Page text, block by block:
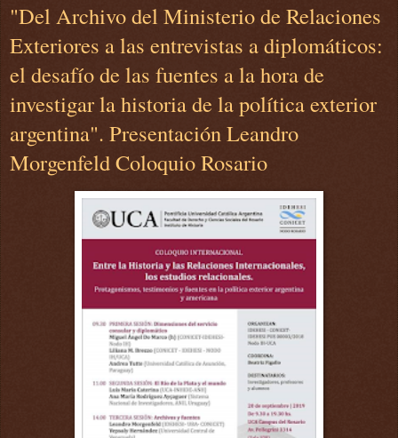
"Del Archivo del Ministerio de Relaciones
Exteriores a las entrevistas a diplomáticos:
el desafío de las fuentes a la hora de
investigar la historia de la política exterior
argentina". Presentación Leandro
Morgenfeld Coloquio Rosario